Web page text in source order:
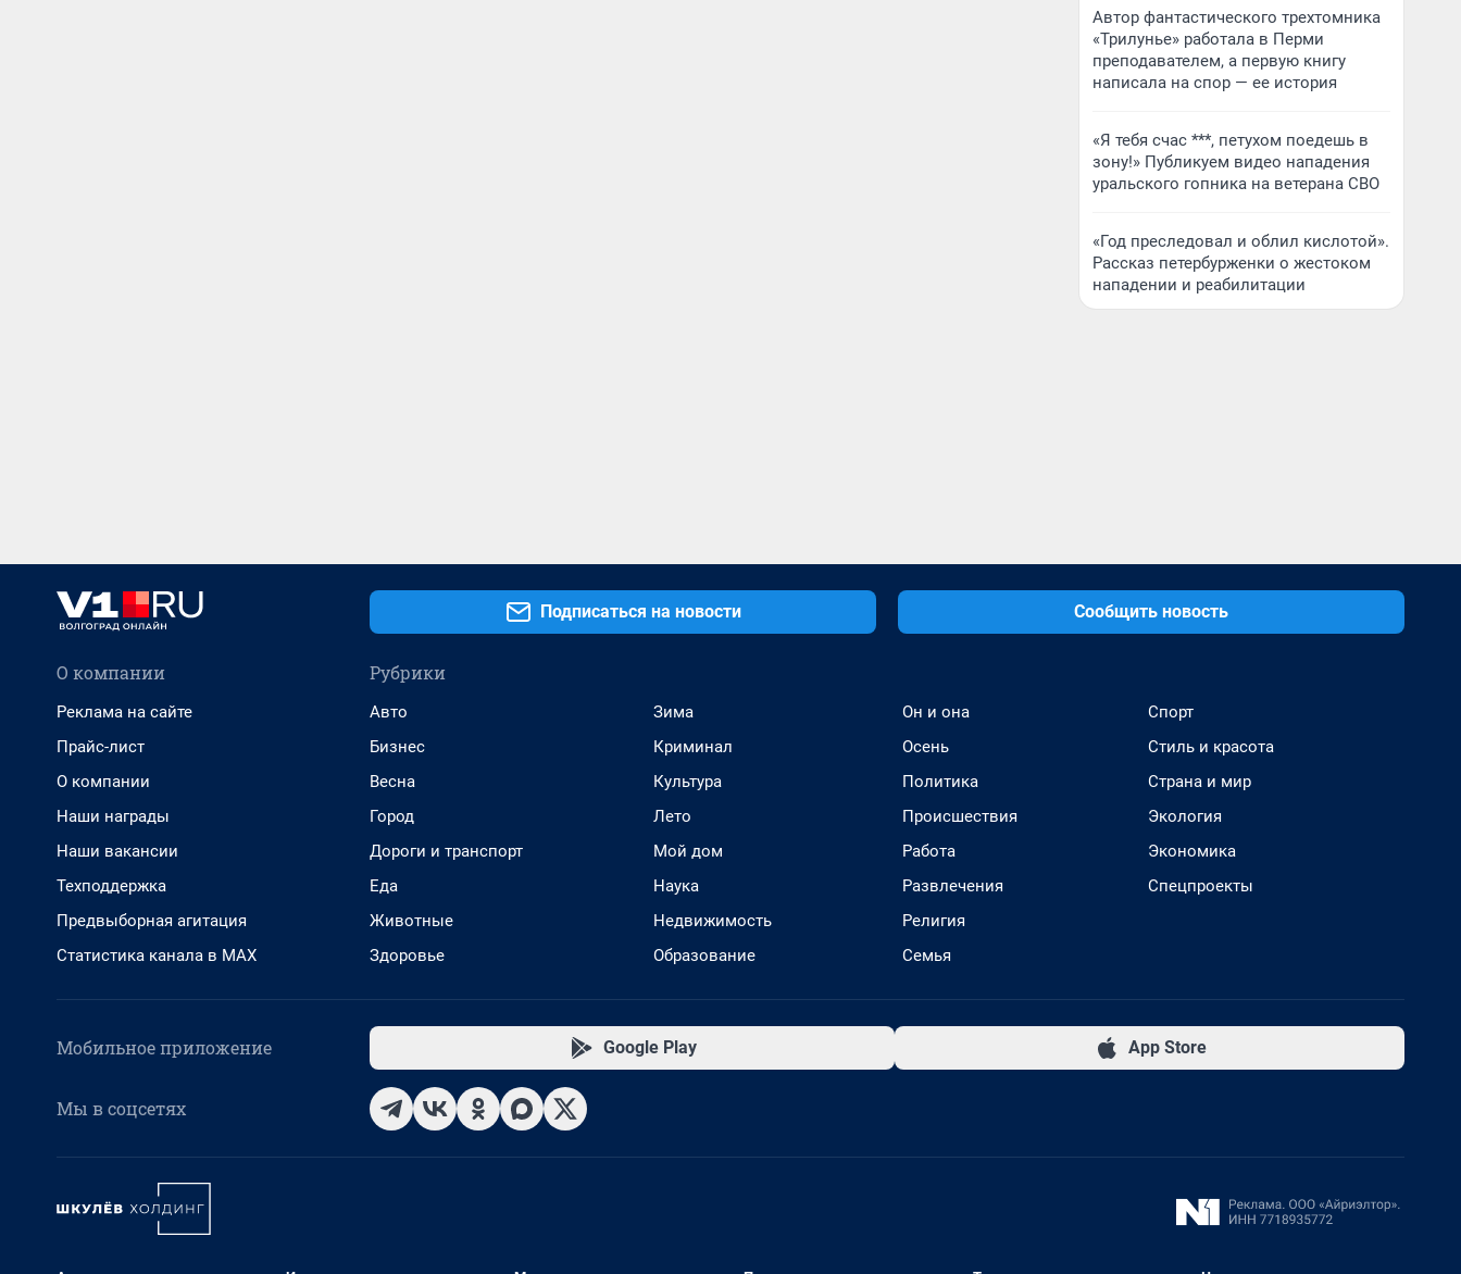
Автор фантастического трехтомника
«Трилунье» работала в Перми
преподавателем, а первую книгу
написала на спор — ее история
«Я тебя счас ***, петухом поедешь в
зону!» Публикуем видео нападения
уральского гопника на ветерана СВО
«Год преследовал и облил кислотой».
Рассказ петербурженки о жестоком
нападении и реабилитации
Подписаться на новости Сообщить новость
О компании
Реклама на сайте
Прайс-лист
О компании
Наши награды
Наши вакансии
Техподдержка
Предвыборная агитация
Статистика канала в MAX
Рубрики
Авто
Бизнес
Весна
Город
Дороги и транспорт
Еда
Животные
Здоровье
Зима
Криминал
Культура
Лето
Мой дом
Наука
Недвижимость
Образование
Он и она
Осень
Политика
Происшествия
Работа
Развлечения
Религия
Семья
Спорт
Стиль и красота
Страна и мир
Экология
Экономика
Спецпроекты
Мобильное приложение Google Play App Store
Мы в соцсетях